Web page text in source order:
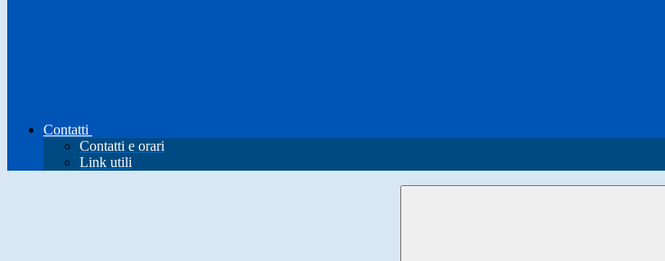
Contatti
Contatti e orari
Link utili